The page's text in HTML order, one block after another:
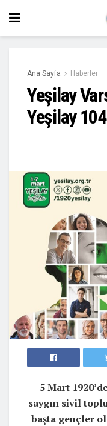
Ana Sayfa Haberler
Yeşilay
Yeşilay
5 Mart
saygın sivil
başta gençler